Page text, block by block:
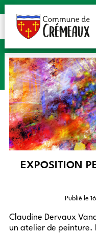
EXPOSITION
Publié le
Claudine Dervaux
un atelier de peinture.